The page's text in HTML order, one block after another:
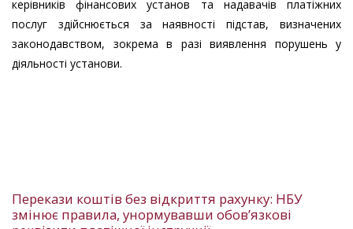
керівників фінансових установ та надавачів платіжних
послуг здійснюється за наявності підстав, визначених
законодавством, зокрема в разі виявлення порушень у
діяльності установи.
Перекази коштів без відкриття рахунку: НБУ
змінює правила, унормувавши обов’язкові